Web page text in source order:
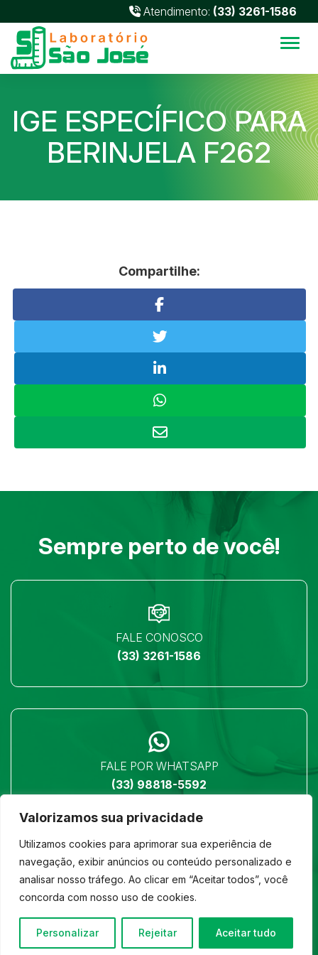
Valorizamos sua privacidade
Utilizamos cookies para aprimorar sua experiência de
navegação, exibir anúncios ou conteúdo personalizado e
analisar nosso tráfego. Ao clicar em “Aceitar todos”, você
concorda com nosso uso de cookies.
Personalizar Rejeitar Aceitar tudo
Atendimento: (33) 3261-1586
IGE ESPECÍFICO PARA
BERINJELA F262
Compartilhe:
Sempre perto de você!
FALE CONOSCO
(33) 3261-1586
FALE POR WHATSAPP
(33) 98818-5592
LOCALIZAÇÃO